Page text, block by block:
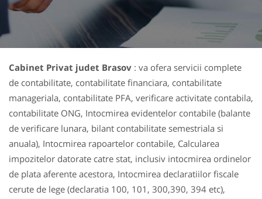
Cabinet Privat judet Brasov : va ofera servicii complete
de contabilitate, contabilitate financiara, contabilitate
manageriala, contabilitate PFA, verificare activitate contabila,
contabilitate ONG, Intocmirea evidentelor contabile (balante
de verificare lunara, bilant contabilitate semestriala si
anuala), Intocmirea rapoartelor contabile, Calcularea
impozitelor datorate catre stat, inclusiv intocmirea ordinelor
de plata aferente acestora, Intocmirea declaratiilor fiscale
cerute de lege (declaratia 100, 101, 300,390, 394 etc),